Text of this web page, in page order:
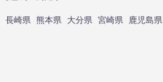
長崎県 熊本県 大分県 宮崎県 鹿児島県